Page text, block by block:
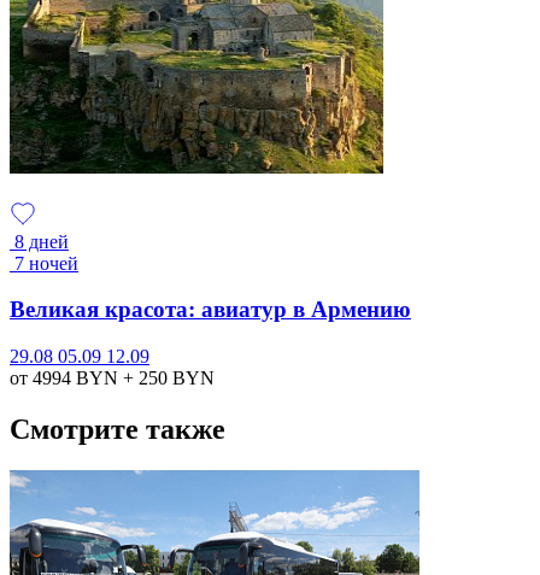
8 дней
7 ночей
Великая красота: авиатур в Армению
29.08 05.09 12.09
от 4994 BYN + 250 BYN
Смотрите также